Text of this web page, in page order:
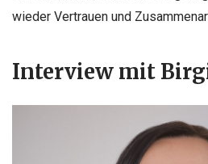
wieder Vertrauen und
Interview mit